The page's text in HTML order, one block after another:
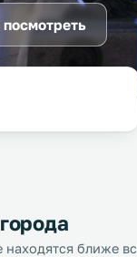
посмотреть
ближе